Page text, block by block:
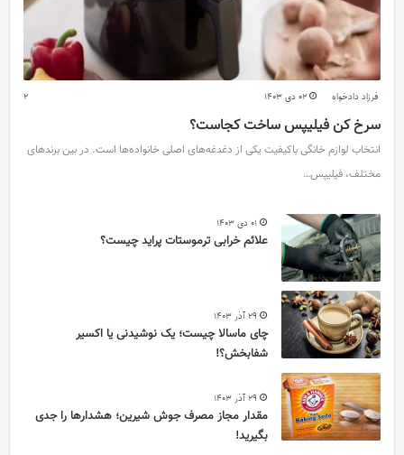
فرزاد دادخواه 02 دی 1403 2
سرخ کن فیلیپس ساخت کجاست؟
انتخاب لوازم خانگی باکیفیت یکی از دغدغه‌های اصلی خانواده‌ها است. در بین برندهای
مختلف، فیلیپس…
01 دی 1403
علائم خرابی ترموستات پراید چیست؟
29 آذر 1403
چای ماسالا چیست؛ یک نوشیدنی یا اکسیر
شفابخش؟!
29 آذر 1403
مقدار مجاز مصرف جوش شیرین؛ هشدارها را جدی
بگیرید!